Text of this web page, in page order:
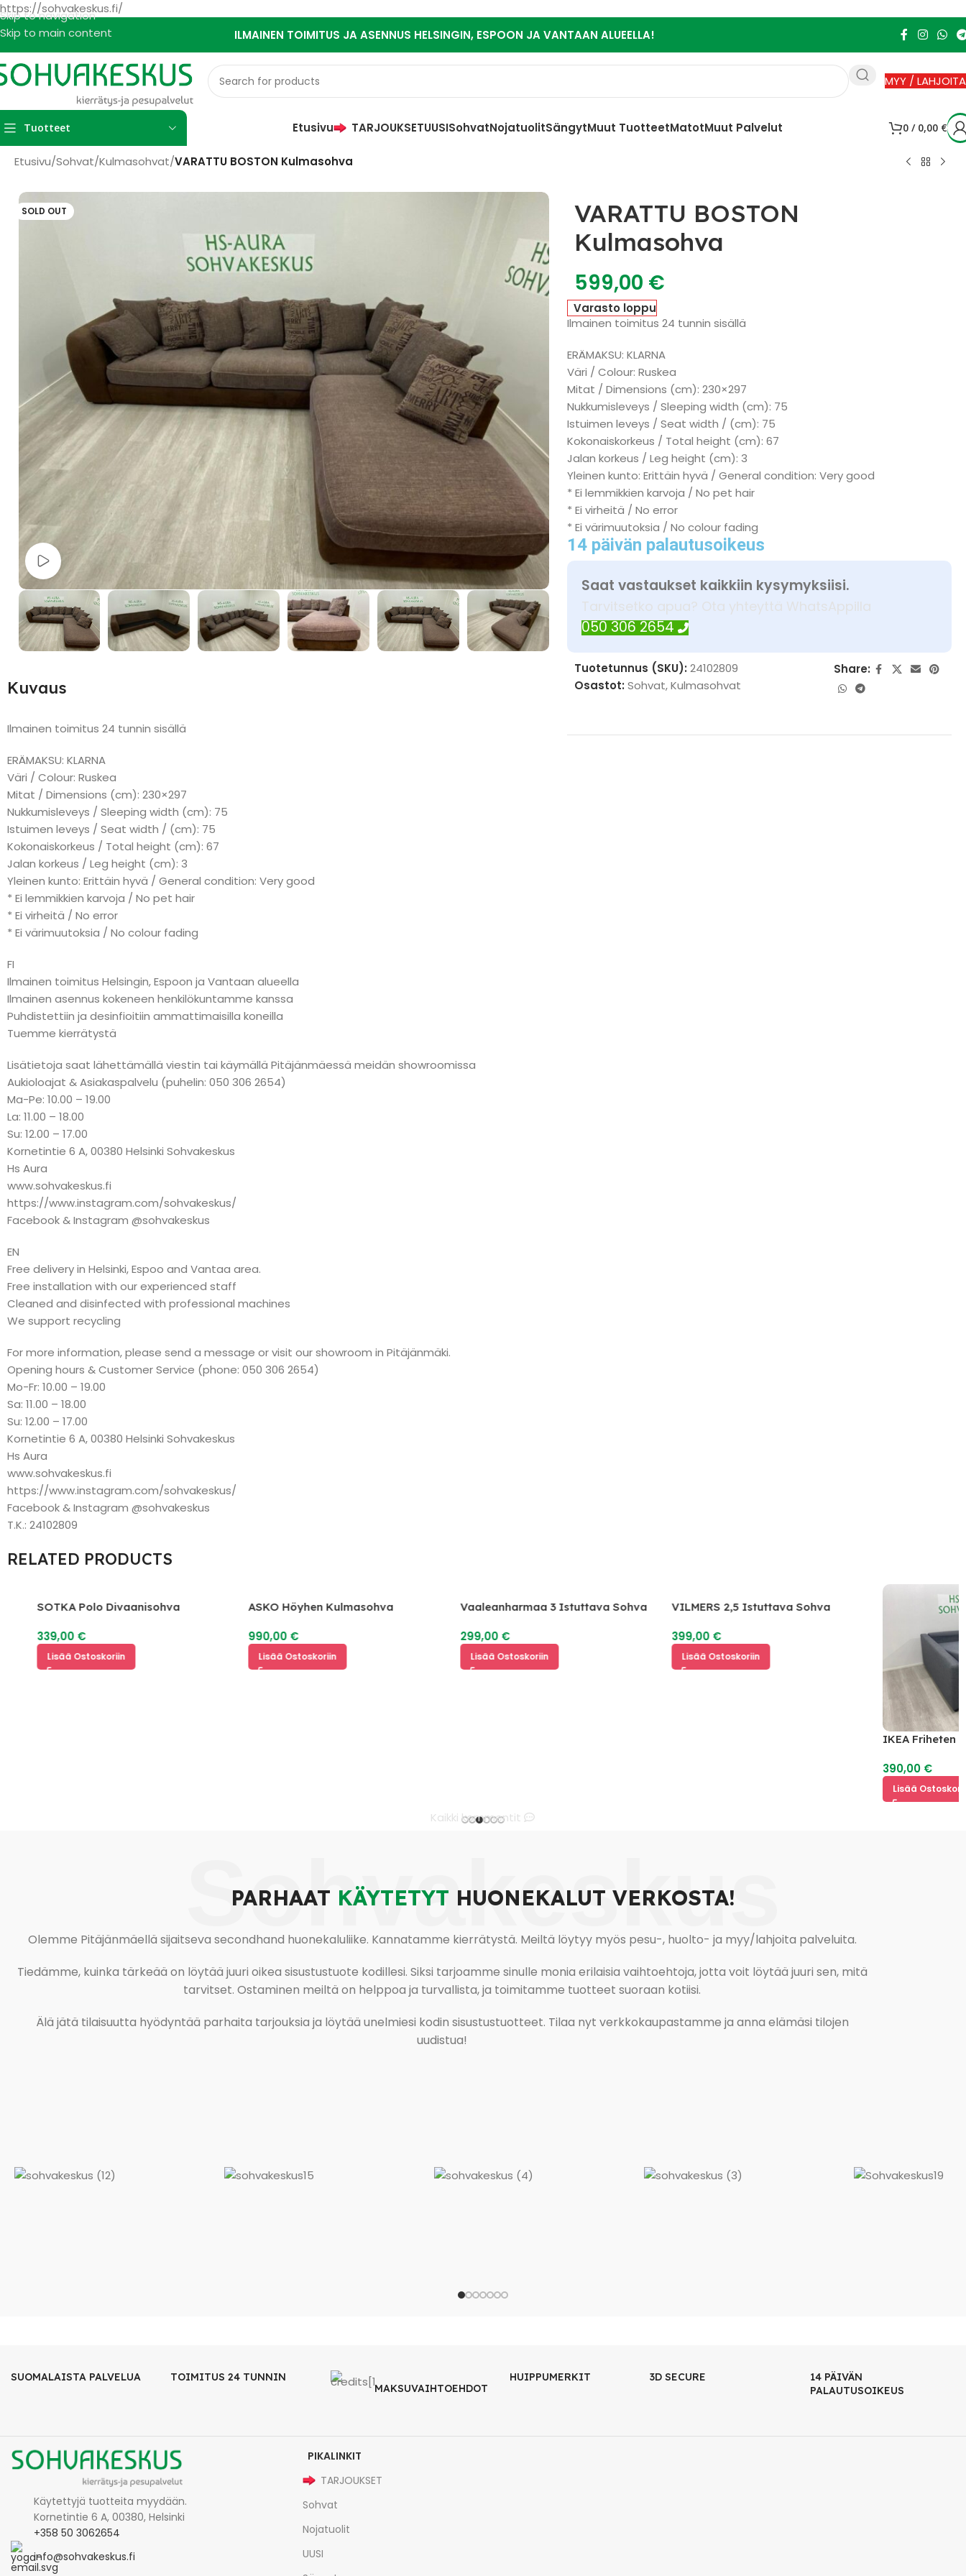
https://sohvakeskus.fi/
Skip to navigation
Skip to main content
ILMAINEN TOIMITUS JA ASENNUS HELSINGIN, ESPOON JA VANTAAN ALUEELLA!
MYY / LAHJOITA
Tuotteet Etusivu TARJOUKSETUUSISohvatNojatuolitSängytMuut TuotteetMatotMuut Palvelut 0 / 0,00 €
Etusivu/Sohvat/Kulmasohvat/VARATTU BOSTON Kulmasohva
SOLD OUT
Watch video
VARATTU BOSTON
Kulmasohva
599,00 €
Varasto loppu
Ilmainen toimitus 24 tunnin sisällä
ERÄMAKSU: KLARNA
Väri / Colour: Ruskea
Mitat / Dimensions (cm): 230×297
Nukkumisleveys / Sleeping width (cm): 75
Istuimen leveys / Seat width / (cm): 75
Kokonaiskorkeus / Total height (cm): 67
Jalan korkeus / Leg height (cm): 3
Yleinen kunto: Erittäin hyvä / General condition: Very good
* Ei lemmikkien karvoja / No pet hair
* Ei virheitä / No error
* Ei värimuutoksia / No colour fading
14 päivän palautusoikeus
Saat vastaukset kaikkiin kysymyksiisi.
Tarvitsetko apua? Ota yhteyttä WhatsAppilla
050 306 2654
Tuotetunnus (SKU):24102809
Osastot: Sohvat,Kulmasohvat
Share:
Kuvaus
Ilmainen toimitus 24 tunnin sisällä
ERÄMAKSU: KLARNA
Väri / Colour: Ruskea
Mitat / Dimensions (cm): 230×297
Nukkumisleveys / Sleeping width (cm): 75
Istuimen leveys / Seat width / (cm): 75
Kokonaiskorkeus / Total height (cm): 67
Jalan korkeus / Leg height (cm): 3
Yleinen kunto: Erittäin hyvä / General condition: Very good
* Ei lemmikkien karvoja / No pet hair
* Ei virheitä / No error
* Ei värimuutoksia / No colour fading
FI
Ilmainen toimitus Helsingin, Espoon ja Vantaan alueella
Ilmainen asennus kokeneen henkilökuntamme kanssa
Puhdistettiin ja desinfioitiin ammattimaisilla koneilla
Tuemme kierrätystä
Lisätietoja saat lähettämällä viestin tai käymällä Pitäjänmäessä meidän showroomissa
Aukioloajat & Asiakaspalvelu (puhelin: 050 306 2654)
Ma-Pe: 10.00 – 19.00
La: 11.00 – 18.00
Su: 12.00 – 17.00
Kornetintie 6 A, 00380 Helsinki Sohvakeskus
Hs Aura
www.sohvakeskus.fi
https://www.instagram.com/sohvakeskus/
Facebook & Instagram @sohvakeskus
EN
Free delivery in Helsinki, Espoo and Vantaa area.
Free installation with our experienced staff
Cleaned and disinfected with professional machines
We support recycling
For more information, please send a message or visit our showroom in Pitäjänmäki.
Opening hours & Customer Service (phone: 050 306 2654)
Mo-Fr: 10.00 – 19.00
Sa: 11.00 – 18.00
Su: 12.00 – 17.00
Kornetintie 6 A, 00380 Helsinki Sohvakeskus
Hs Aura
www.sohvakeskus.fi
https://www.instagram.com/sohvakeskus/
Facebook & Instagram @sohvakeskus
T.K.: 24102809
RELATED PRODUCTS
SOTKA Polo Divaanisohva
339,00€
Lisää Ostoskoriin
ASKO Höyhen Kulmasohva
990,00€
Lisää Ostoskoriin
Vaaleanharmaa 3 Istuttava Sohva
299,00€
Lisää Ostoskoriin
VILMERS 2,5 Istuttava Sohva
399,00€
Lisää Ostoskoriin
IKEA Friheten
390,00€
Lisää Ostoskoriin
Kaikki kommentit
Sohvakeskus
PARHAAT KÄYTETYT HUONEKALUT VERKOSTA!
Olemme Pitäjänmäellä sijaitseva secondhand huonekaluliike. Kannatamme kierrätystä. Meiltä löytyy myös pesu-, huolto- ja myy/lahjoita palveluita.
Tiedämme, kuinka tärkeää on löytää juuri oikea sisustustuote kodillesi. Siksi tarjoamme sinulle monia erilaisia vaihtoehtoja, jotta voit löytää juuri sen, mitä
tarvitset. Ostaminen meiltä on helppoa ja turvallista, ja toimitamme tuotteet suoraan kotiisi.
Älä jätä tilaisuutta hyödyntää parhaita tarjouksia ja löytää unelmiesi kodin sisustustuotteet. Tilaa nyt verkkokaupastamme ja anna elämäsi tilojen
uudistua!
SUOMALAISTA PALVELUA
TOIMITUS 24 TUNNIN
MAKSUVAIHTOEHDOT
HUIPPUMERKIT 3D SECURE
14 PÄIVÄN
PALAUTUSOIKEUS
Käytettyjä tuotteita myydään.
Kornetintie 6 A, 00380, Helsinki
+358 50 3062654
info@sohvakeskus.fi
PIKALINKIT
TARJOUKSET
Sohvat
Nojatuolit
UUSI